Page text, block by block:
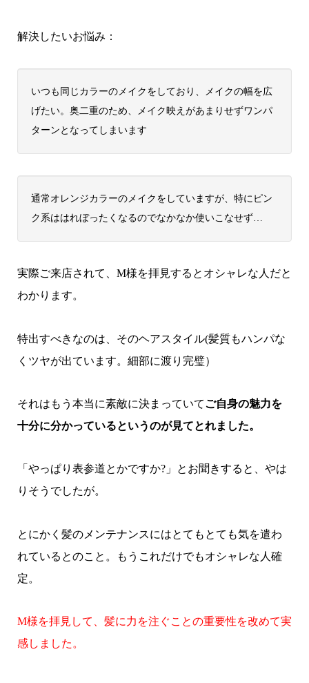
解決したいお悩み：
いつも同じカラーのメイクをしており、メイクの幅を広
げたい。奥二重のため、メイク映えがあまりせずワンパ
ターンとなってしまいます
通常オレンジカラーのメイクをしていますが、特にピン
ク系ははれぼったくなるのでなかなか使いこなせず…
実際ご来店されて、M様を拝見するとオシャレな人だと
わかります。
特出すべきなのは、そのヘアスタイル(髪質もハンパな
くツヤが出ています。細部に渡り完璧）
それはもう本当に素敵に決まっていてご自身の魅力を
十分に分かっているというのが見てとれました。
「やっぱり表参道とかですか?」とお聞きすると、やは
りそうでしたが。
とにかく髪のメンテナンスにはとてもとても気を遣わ
れているとのこと。もうこれだけでもオシャレな人確
定。
M様を拝見して、髪に力を注ぐことの重要性を改めて実
感しました。